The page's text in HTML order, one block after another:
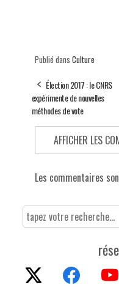
Publié dans Culture
Élection 2017 : le CNRS
expérimente de nouvelles
méthodes de vote
AFFICHER LES
Les commentaires